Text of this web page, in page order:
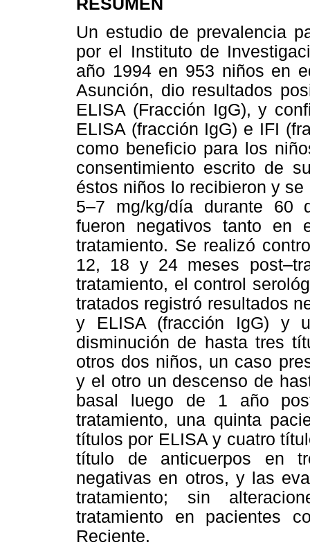
RESUMEN
Un estudio de prevalencia
por el Instituto de
año 1994 en 953 niños en
Asunción, dio resultados
ELISA (Fracción IgG), y
ELISA (fracción IgG) e IFI
como beneficio para los
consentimiento escrito de
éstos niños lo recibieron y
5–7 mg/kg/día durante 60
fueron negativos tanto en
tratamiento. Se realizó
12, 18 y 24 meses
tratamiento, el control
tratados registró resultados
y ELISA (fracción IgG) y
disminución de hasta tres
otros dos niños, un caso
y el otro un descenso de
basal luego de 1 año
tratamiento, una quinta
títulos por ELISA y cuatro
título de anticuerpos en
negativas en otros, y las
tratamiento; sin
tratamiento en pacientes
Reciente.